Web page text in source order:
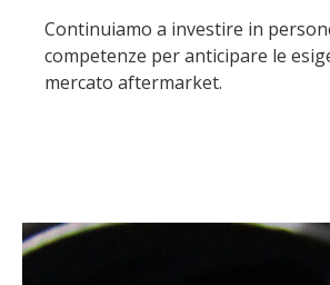
Continuiamo a investire in
competenze per anticipare le
mercato aftermarket.